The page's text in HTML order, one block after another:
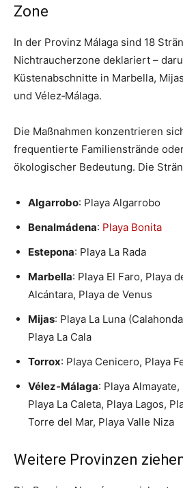
Zone
In der Provinz Málaga sind 18
Nichtraucherzone deklariert –
Küstenabschnitte in Marbella,
und Vélez‑Málaga.
Die Maßnahmen konzentrieren
frequentierte Familienstrände
ökologischer Bedeutung. Die
Algarrobo: Playa Algarrobo
Benalmádena: Playa Bonita
Estepona: Playa La Rada
Marbella: Playa El Faro, Playa
Alcántara, Playa de Venus
Mijas: Playa La Luna
Playa La Cala
Torrox: Playa Cenicero, Playa
Vélez-Málaga: Playa
Playa La Caleta, Playa Lagos,
Torre del Mar, Playa Valle Niza
Weitere Provinzen